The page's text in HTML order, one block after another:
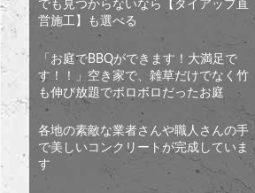
でも見つからないなら【タイアップ直
営施工】も選べる
「お庭でBBQができます！大満足で
す！！」空き家で、雑草だけでなく竹
も伸び放題でボロボロだったお庭
各地の素敵な業者さんや職人さんの手
で美しいコンクリートが完成していま
す